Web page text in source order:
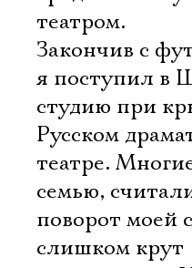
театром.
Закончив с
я поступил в
студию при
Русском
театре.
семью,
поворот моей
слишком крут